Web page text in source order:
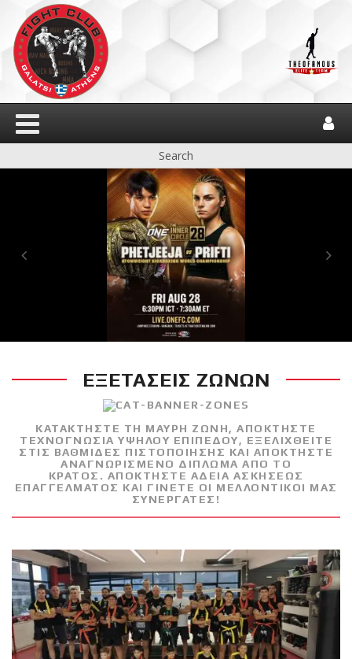
RECENT POSTS
Η Αντωνία
Πρίφτη στο
μεγαλύτερο
και πιο
δύσκολο
αγώνας της καριέρας της,
παγκόσμιο τίτλο της
απέναντι στην Phetjeeja
για το ONE Atomweight
Kickboxing World
Championship
ΕΞΕΤΑΣΕΙΣ ΖΩΝΩΝ
ΚΑΤΑΚΤΗΣΤΕ ΤΗ ΜΑΥΡΗ ΖΩΝΗ, ΑΠΟΚΤΗΣΤΕ
ΤΕΧΝΟΓΝΩΣΙΑ ΥΨΗΛΟΥ ΕΠΙΠΕΔΟΥ, ΕΞΕΛΙΧΘΕΙΤΕ
ΣΤΙΣ ΒΑΘΜΙΔΕΣ ΠΙΣΤΟΠΟΙΗΣΗΣ ΚΑΙ ΑΠΟΚΤΗΣΤΕ
ΑΝΑΓΝΩΡΙΣΜΕΝΟ ΔΙΠΛΩΜΑ ΑΠΟ ΤΟ
ΚΡΑΤΟΣ. ΑΠΟΚΤΗΣΤΕ ΑΔΕΙΑ ΑΣΚΗΣΕΩΣ
ΕΠΑΓΓΕΛΜΑΤΟΣ ΚΑΙ ΓΙΝΕΤΕ ΟΙ ΜΕΛΛΟΝΤΙΚΟΙ ΜΑΣ
ΣΥΝΕΡΓΑΤΕΣ!